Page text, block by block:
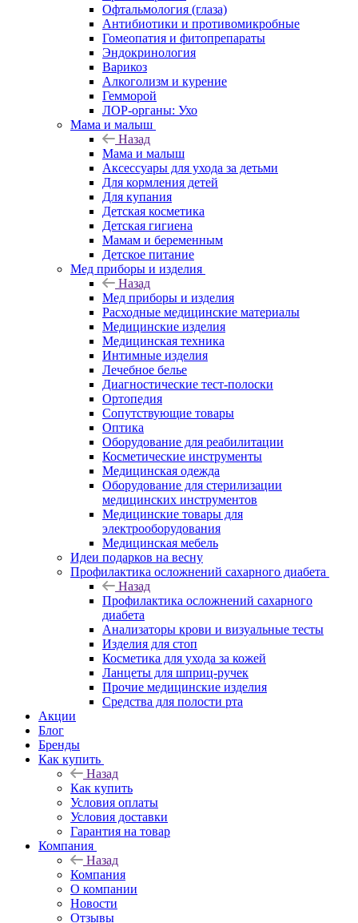
Офтальмология (глаза)
Антибиотики и противомикробные
Гомеопатия и фитопрепараты
Эндокринология
Варикоз
Алкоголизм и курение
Гемморой
ЛОР-органы: Ухо
Мама и малыш
Назад
Мама и малыш
Аксессуары для ухода за детьми
Для кормления детей
Для купания
Детская косметика
Детская гигиена
Мамам и беременным
Детское питание
Мед приборы и изделия
Назад
Мед приборы и изделия
Расходные медицинские материалы
Медицинские изделия
Медицинская техника
Интимные изделия
Лечебное белье
Диагностические тест-полоски
Ортопедия
Сопутствующие товары
Оптика
Оборудование для реабилитации
Косметические инструменты
Медицинская одежда
Оборудование для стерилизации
медицинских инструментов
Медицинские товары для
электрооборудования
Медицинская мебель
Идеи подарков на весну
Профилактика осложнений сахарного диабета
Назад
Профилактика осложнений сахарного
диабета
Анализаторы крови и визуальные тесты
Изделия для стоп
Косметика для ухода за кожей
Ланцеты для шприц-ручек
Прочие медицинские изделия
Средства для полости рта
Акции
Блог
Бренды
Как купить
Назад
Как купить
Условия оплаты
Условия доставки
Гарантия на товар
Компания
Назад
Компания
О компании
Новости
Отзывы